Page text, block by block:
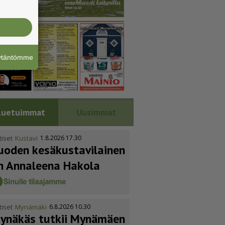
Uusimmat
Kustavi 1.8.2026 17.30
kesäkus­ta­vi­lainen
Annaleena Hakola
Mynämäki 6.8.2026 10.30
tutkii Mynämäen